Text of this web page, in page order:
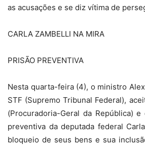
as acusações e se diz vítima de
CARLA ZAMBELLI NA MIRA
PRISÃO PREVENTIVA
Nesta quarta-feira (4), o ministro
STF (Supremo Tribunal Federal),
(Procuradoria-Geral da República)
preventiva da deputada federal
bloqueio de seus bens e sua